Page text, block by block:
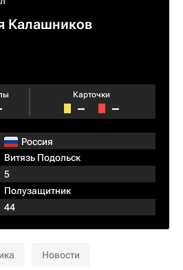
Калашников
Карточки
– –
Россия
Витязь Подольск
5
Полузащитник
44
Новости